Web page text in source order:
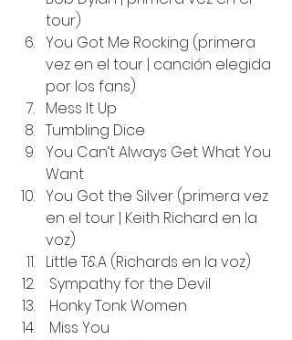
tour)
You Got Me Rocking (primera
vez en el tour | canción elegida
por los fans)
Mess It Up
Tumbling Dice
You Can’t Always Get What You
Want
You Got the Silver (primera vez
en el tour | Keith Richard en la
voz)
Little T&A (Richards en la voz)
Sympathy for the Devil
Honky Tonk Women
Miss You